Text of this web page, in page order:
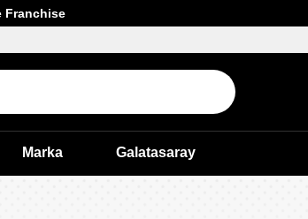
Franchise
Marka Galatasaray